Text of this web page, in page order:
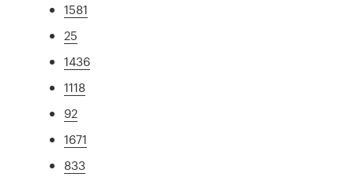
1581
25
1436
1118
92
1671
833